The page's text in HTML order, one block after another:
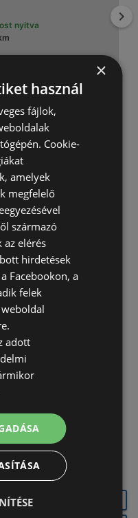
nyitva
Sopron
nyitva
újságjai
újságjai
újságjai
üzletei itt: Sopron
akciós újságjai
itt: Kecskemét
Nyírtét
×
használ
fájlok,
Cookie-
amelyek
megfelelő
származó
az elérés
hirdetések
Facebookon, a
felek
adott